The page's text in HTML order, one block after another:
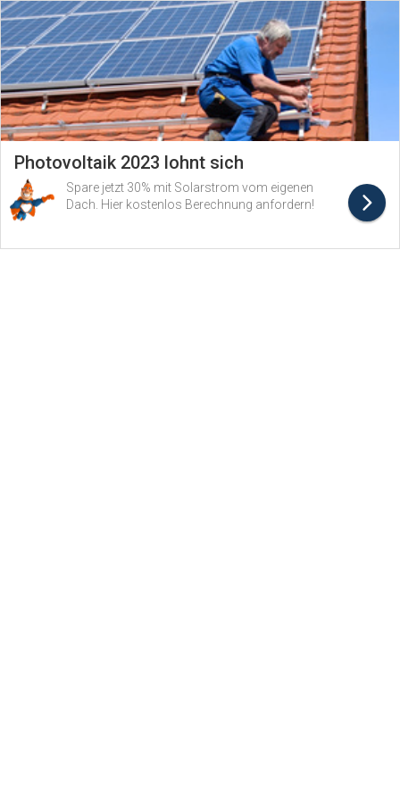
Photovoltaik 2023 lohnt sich
Spare jetzt 30% mit Solarstrom vom eigenen
Dach. Hier kostenlos Berechnung anfordern!